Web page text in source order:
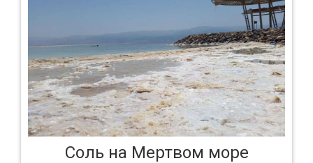
Соль на Мертвом море